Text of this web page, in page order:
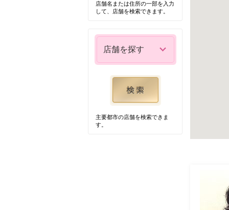
店舗名または住所の一部を入力
して、店舗を検索できます。
店舗を探す
主要都市の店舗を検索できま
す。